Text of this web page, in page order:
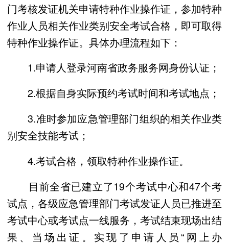
门考核发证机关申请特种作业操作证，参加特种
作业人员相关作业类别安全考试合格，即可取得
特种作业操作证。具体办理流程如下：
1.申请人登录河南省政务服务网身份认证；
2.根据自身实际预约考试时间和考试地点；
3.准时参加应急管理部门组织的相关作业类
别安全技能考试；
4.考试合格，领取特种作业操作证。
目前全省已建立了19个考试中心和47个考
试点，各级应急管理部门考试发证人员已推进至
考试中心或考试点一线服务，考试结束现场出结
果、当场出证。实现了申请人员“网上办